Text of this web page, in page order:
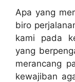
Apa yang
biro
kami pada
yang
merancang
kewajiban